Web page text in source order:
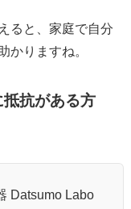
ると、家庭で自分
かりますね。
抗がある方
Datsumo Labo